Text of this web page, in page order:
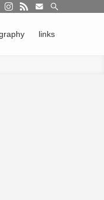
おもしろさを伝えながら
links